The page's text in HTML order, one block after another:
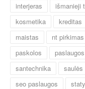
interjeras
išmanieji
kosmetika
kreditas
maistas
nt pirkimas
paskolos
paslaugos
santechnika
saulės
seo paslaugos